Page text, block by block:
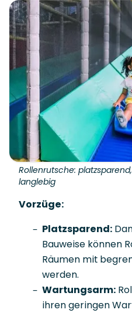
Rollenrutsche:
langlebig
Vorzüge:
Platzsparend:
Bauweise können
Räumen mit
werden.
Wartungsarm:
ihren geringen